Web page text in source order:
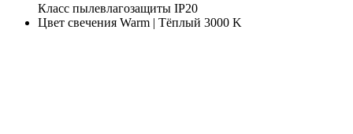
Класс пылевлагозащиты IP20
Цвет свечения Warm | Тёплый 3000 K